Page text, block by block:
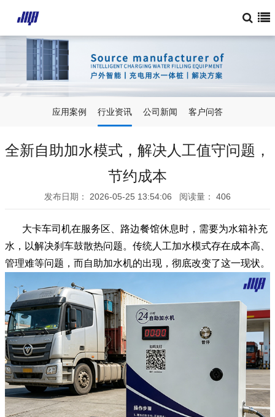
应用案例 行业资讯 公司新闻 客户问答
全新自助加水模式，解决人工值守问题，
节约成本
发布日期： 2026-05-25 13:54:06 阅读量： 406
大卡车司机在服务区、路边餐馆休息时，需要为水箱补充
水，以解决刹车鼓散热问题。传统人工加水模式存在成本高、
管理难等问题，而自助加水机的出现，彻底改变了这一现状。